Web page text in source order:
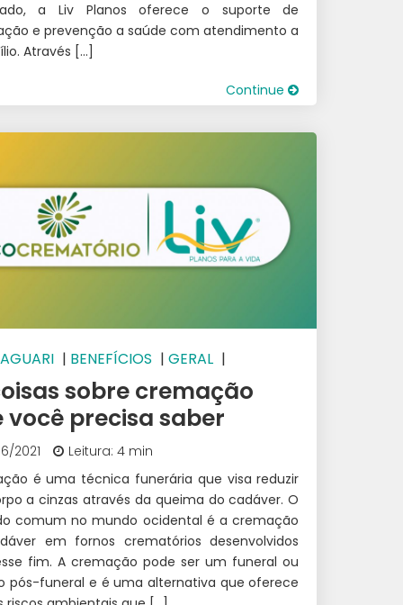
a Liv Planos oferece o suporte de
e prevenção a saúde com atendimento a
Através […]
Continue
| BENEFÍCIOS | GERAL |
|ITUIUTABA |SÃO LUÍS DE MONTES
sobre cremação
você precisa saber
2021
Leitura: 4 min
é uma técnica funerária que visa reduzir
a cinzas através da queima do cadáver. O
comum no mundo ocidental é a cremação
em fornos crematórios desenvolvidos
fim. A cremação pode ser um funeral ou
pós-funeral e é uma alternativa que oferece